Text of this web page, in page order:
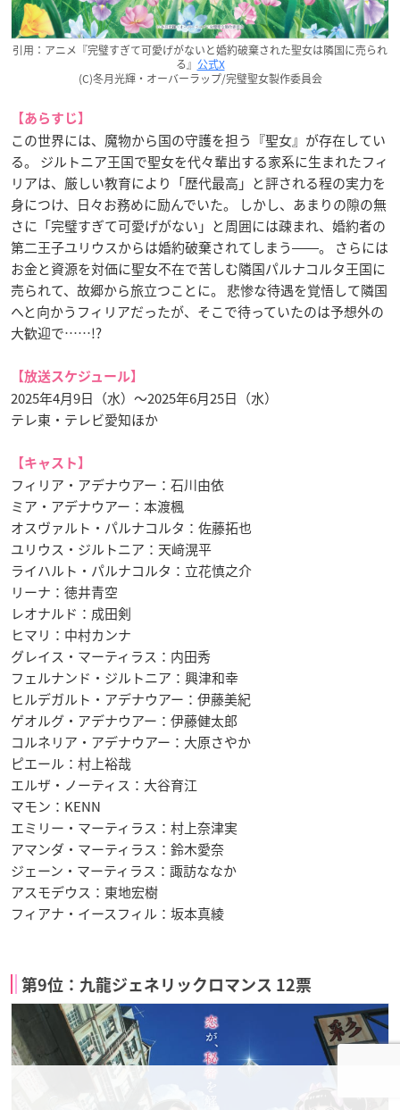
引用：アニメ『完璧すぎて可愛げがないと婚約破棄された聖女は隣国に売られ
る』 公式X
(C)冬月光輝・オーバーラップ/完璧聖女製作委員会
【あらすじ】
この世界には、魔物から国の守護を担う『聖女』が存在してい
る。 ジルトニア王国で聖女を代々輩出する家系に生まれたフィ
リアは、厳しい教育により「歴代最高」と評される程の実力を
身につけ、日々お務めに励んでいた。 しかし、あまりの隙の無
さに「完璧すぎて可愛げがない」と周囲には疎まれ、婚約者の
第二王子ユリウスからは婚約破棄されてしまう――。 さらには
お金と資源を対価に聖女不在で苦しむ隣国パルナコルタ王国に
売られて、故郷から旅立つことに。 悲惨な待遇を覚悟して隣国
へと向かうフィリアだったが、そこで待っていたのは予想外の
大歓迎で……!?
【放送スケジュール】
2025年4月9日（水）～2025年6月25日（水）
テレ東・テレビ愛知ほか
【キャスト】
フィリア・アデナウアー：石川由依
ミア・アデナウアー：本渡楓
オスヴァルト・パルナコルタ：佐藤拓也
ユリウス・ジルトニア：天﨑滉平
ライハルト・パルナコルタ：立花慎之介
リーナ：徳井青空
レオナルド：成田剣
ヒマリ：中村カンナ
グレイス・マーティラス：内田秀
フェルナンド・ジルトニア：興津和幸
ヒルデガルト・アデナウアー：伊藤美紀
ゲオルグ・アデナウアー：伊藤健太郎
コルネリア・アデナウアー：大原さやか
ピエール：村上裕哉
エルザ・ノーティス：大谷育江
マモン：KENN
エミリー・マーティラス：村上奈津実
アマンダ・マーティラス：鈴木愛奈
ジェーン・マーティラス：諏訪ななか
アスモデウス：東地宏樹
フィアナ・イースフィル：坂本真綾
第9位：九龍ジェネリックロマンス 12票